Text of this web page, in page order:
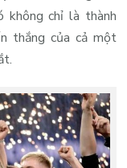
không chỉ là thành
thắng của cả một